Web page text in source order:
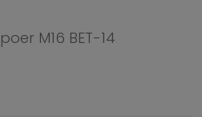
M16 BET-14